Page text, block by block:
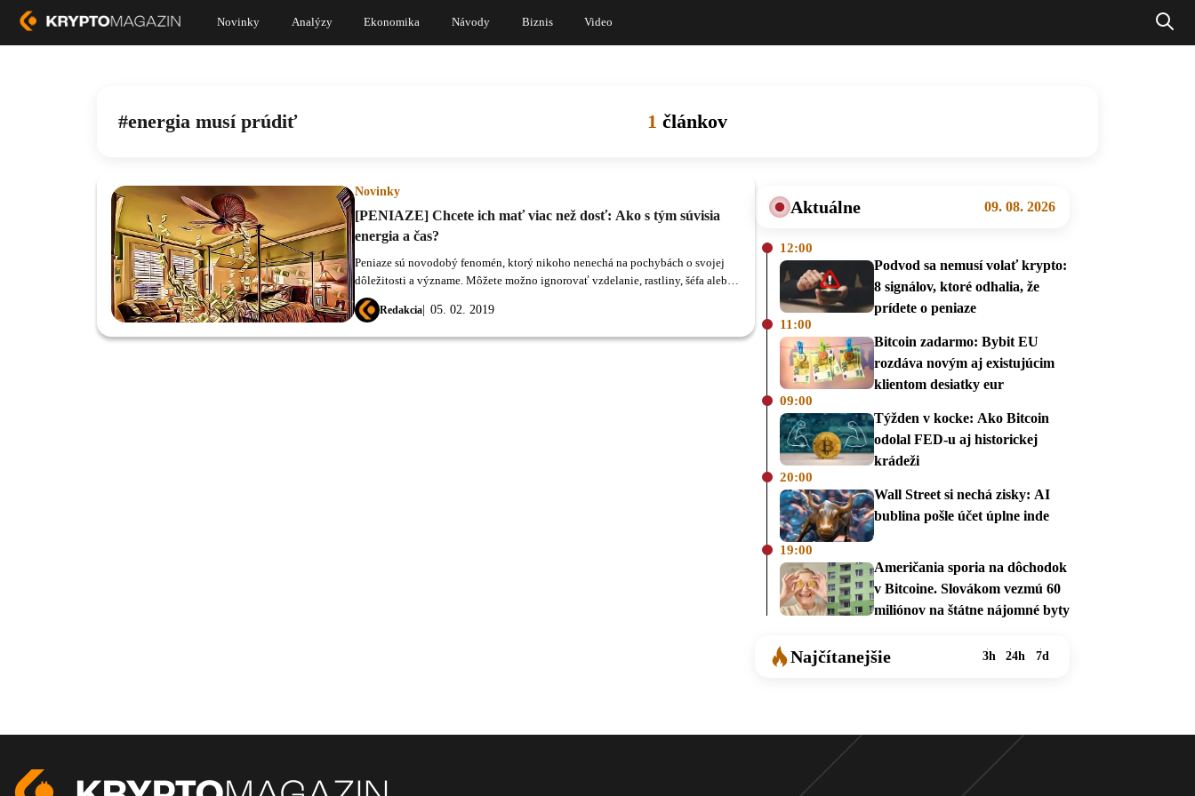
Novinky Analýzy Ekonomika Návody Biznis Video
energia musí prúdiť 1 článkov
Novinky
[PENIAZE] Chcete ich mať viac než dosť: Ako s tým súvisia
energia a čas?
Redakcia 05. 02. 2019
Peniaze sú novodobý fenomén, ktorý nikoho nenechá na pochybách o svojej
dôležitosti a význame. Môžete možno ignorovať vzdelanie, rastliny, šéfa alebo
napríklad mravčiarov, ale môžete si byť istí, že peniaze ignorovať nebudete.
Aktuálne 09. 08. 2026
12:00
Podvod sa nemusí volať krypto:
8 signálov, ktoré odhalia, že
prídete o peniaze
11:00
Bitcoin zadarmo: Bybit EU
rozdáva novým aj existujúcim
klientom desiatky eur
09:00
Týžden v kocke: Ako Bitcoin
odolal FED-u aj historickej
krádeži
20:00
Wall Street si nechá zisky: AI
bublina pošle účet úplne inde
19:00
Američania sporia na dôchodok
v Bitcoine. Slovákom vezmú 60
miliónov na štátne nájomné byty
Najčítanejšie 3h 24h 7d